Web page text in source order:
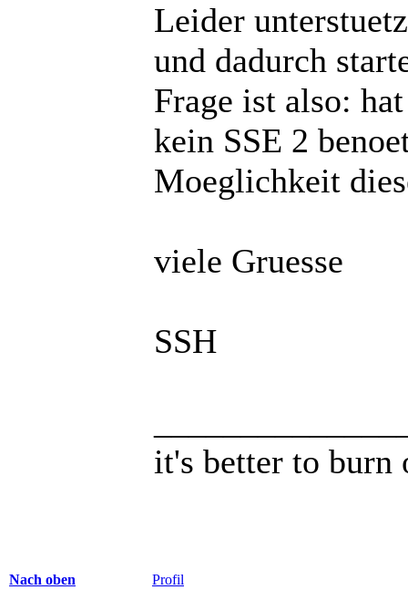
Leider
und dadurch
Frage ist also:
kein SSE 2
Moeglichkeit
viele Gruesse
SSH
it's better to burn
Nach oben Profil